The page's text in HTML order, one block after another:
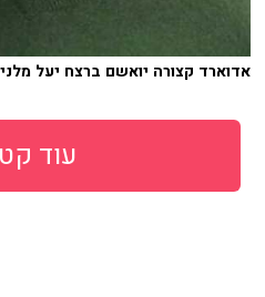
אדוארד קצורה יואשם ברצח יעל
עוד